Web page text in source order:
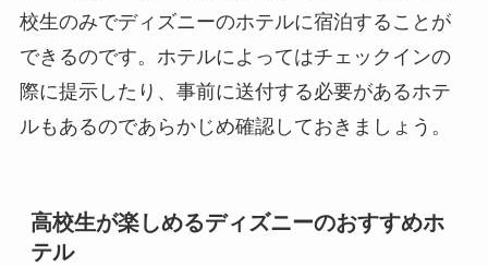
校生のみでディズニーのホテルに宿泊することが
できるのです。ホテルによってはチェックインの
際に提示したり、事前に送付する必要があるホテ
ルもあるのであらかじめ確認しておきましょう。
高校生が楽しめるディズニーのおすすめホ
テル